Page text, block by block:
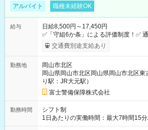
アルバイト 職種未経験OK
給与
日給8,500円～17,450円
✅「守組6か条」による評価制度！✅ 通常日当は8,500円ですが
上記評価制度により「S級隊員」と認
を支給します。 (1)上記勤務者が交通
14,375円 (3)上記現場が日祝深夜の場
者が現場までの運転者の場合
------------------------------- *最高日当額
時間の場合、時給3,490円）
り上位の資格取得やリーダー手当を取
れます！ ※日当支給時振込手数料等は一切ありません。 【試用
期間】試用期間なし
交通費別途支給あり
勤務地
岡山市北区
岡山県岡山市北区岡山県岡山市北区
り駅：JR大元駅）
富士警備保障株式会社
勤務時間
シフト制
1日あたりの実働時間：最大7時間15
(1) 8：00~17:00（休憩１h） 例(2)